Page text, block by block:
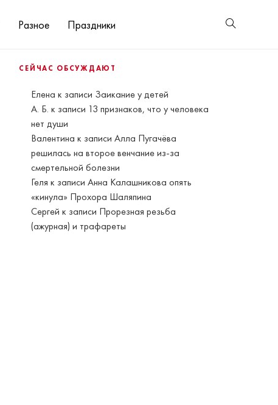
Разное Праздники
СЕЙЧАС ОБСУЖДАЮТ
Елена к записи Заикание у детей
А. Б. к записи 13 признаков, что у человека
нет души
Валентина к записиАлла Пугачёва
решилась на второе венчание из-за
смертельной болезни
Геля к записиАнна Калашникова опять
«кинула» Прохора Шаляпина
Сергей к записи Прорезная резьба
(ажурная) и трафареты